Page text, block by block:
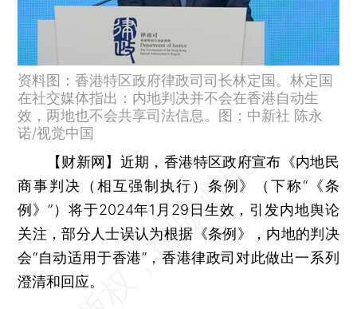
资料图：香港特区政府律政司司长林定国。林定国
在社交媒体指出：内地判决并不会在香港自动生
效，两地也不会共享司法信息。图：中新社 陈永
诺/视觉中国
【财新网】 近期，香港特区政府宣布《内地民
商事判决（相互强制执行）条例》（下称“《条
例》”）将于2024年1月29日生效，引发内地舆论
关注，部分人士误认为根据《条例》，内地的判决
会“自动适用于香港”，香港律政司对此做出一系列
澄清和回应。